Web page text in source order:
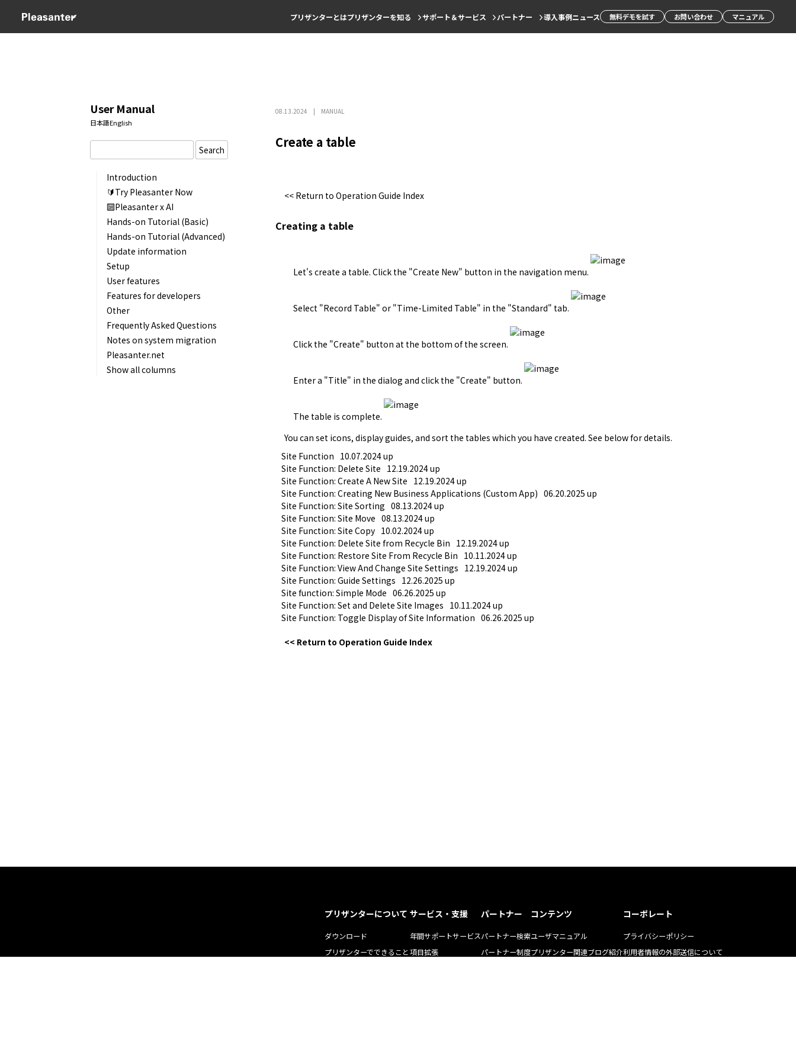
プリザンターとはプリザンターを知る サポート＆サービス パートナー 導入事例ニュース 無料デモを試す お問い合わせ マニュアル
User Manual
日本語English
Search
Introduction
🔰Try Pleasanter Now
🔟Pleasanter x AI
Hands-on Tutorial (Basic)
Hands-on Tutorial (Advanced)
Update information
Setup
User features
Features for developers
Other
Frequently Asked Questions
Notes on system migration
Pleasanter.net
Show all columns
08.13.2024 MANUAL
Create a table
<< Return to Operation Guide Index
Creating a table
Let's create a table. Click the "Create New" button in the navigation menu.
Select "Record Table" or "Time-Limited Table" in the "Standard" tab.
Click the "Create" button at the bottom of the screen.
Enter a "Title" in the dialog and click the "Create" button.
The table is complete.
You can set icons, display guides, and sort the tables which you have created. See below for details.
Site Function 10.07.2024 up
Site Function: Delete Site 12.19.2024 up
Site Function: Create A New Site 12.19.2024 up
Site Function: Creating New Business Applications (Custom App) 06.20.2025 up
Site Function: Site Sorting 08.13.2024 up
Site Function: Site Move 08.13.2024 up
Site Function: Site Copy 10.02.2024 up
Site Function: Delete Site from Recycle Bin 12.19.2024 up
Site Function: Restore Site From Recycle Bin 10.11.2024 up
Site Function: View And Change Site Settings 12.19.2024 up
Site Function: Guide Settings 12.26.2025 up
Site function: Simple Mode 06.26.2025 up
Site Function: Set and Delete Site Images 10.11.2024 up
Site Function: Toggle Display of Site Information 06.26.2025 up
<< Return to Operation Guide Index
プリザンターについて
ダウンロード
プリザンターでできること
サービス・支援
年間サポートサービス
項目拡張
パートナー
パートナー検索
パートナー制度
コンテンツ
ユーザマニュアル
プリザンター関連ブログ紹介
コーポレート
プライバシーポリシー
利用者情報の外部送信について